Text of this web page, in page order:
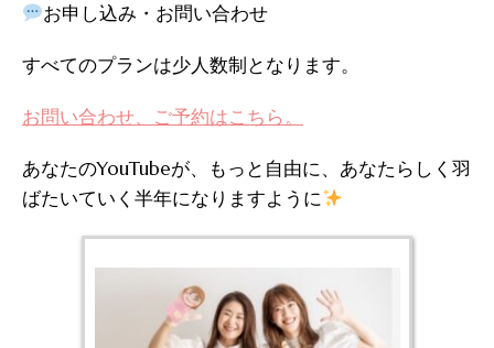
お申し込み・お問い合わせ
すべてのプランは少人数制となります。
お問い合わせ、ご予約はこちら。
あなたのYouTubeが、もっと自由に、あなたらしく羽
ばたいていく半年になりますように